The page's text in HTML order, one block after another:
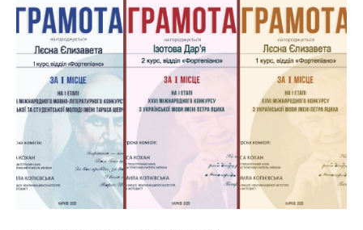
БІБЛІОТЕКА, ФОНОТЕКА
МИСТЕЦЬКА ШКОЛА ПРИ ХМФК